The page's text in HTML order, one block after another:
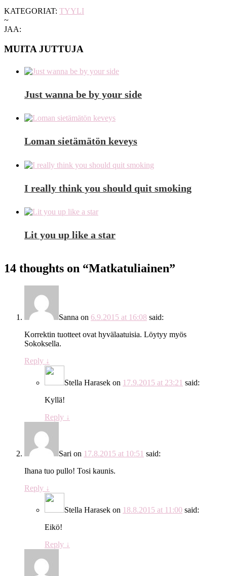
KATEGORIAT: TYYLI
~
JAA:
MUITA JUTTUJA
Just wanna be by your side
Loman sietämätön keveys
I really think you should quit smoking
Lit you up like a star
14 thoughts on “Matkatuliainen”
Sanna on 6.9.2015 at 16:08 said:
Korrektin tuotteet ovat hyvälaatuisia. Löytyy myös
Sokoksella.
Reply ↓
Stella Harasek on 17.9.2015 at 23:21 said:
Kyllä!
Reply ↓
Sari on 17.8.2015 at 10:51 said:
Ihana tuo pullo! Tosi kaunis.
Reply ↓
Stella Harasek on 18.8.2015 at 11:00 said:
Eikö!
Reply ↓